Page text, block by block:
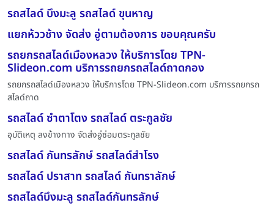
รถสไลด์ บึงมะลู รถสไลด์ ขุนหาญ
แยกห้ววช้าง จัดส่ง อู่ตามต้องการ ขอบคุณครับ
รถยกรถสไลด์เมืองหลวง ให้บริการโดย TPN-
Slideon.com บริการรถยกรถสไลด์ถาดกอง
รถยกรถสไลด์เมืองหลวง ให้บริการโดย TPN-Slideon.com บริการรถยกรถ
สไลด์ถาด
รถสไลด์ ซำตาโตง รถสไลด์ ตระกูลชัย
อุบัติเหตุ ลงข้างทาง จัดส่งอู่ซ่อมตระกูลชัย
รถสไลด์ กันทรลักษ์ รถสไลด์สำโรง
รถสไลด์ ปราสาท รถสไลด์ กันทราลักษ์
รถสไลด์บึงมะลู รถสไลด์กันทรลักษ์